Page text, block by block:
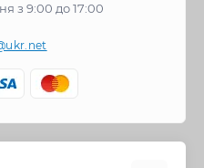
з 9:00 до 17:00